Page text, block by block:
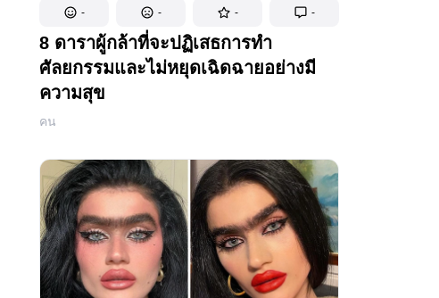
- - - -
8 ดาราผู้กล้าที่จะปฏิเสธการทำ
ศัลยกรรมและไม่หยุดเฉิดฉายอย่างมี
ความสุข
คน